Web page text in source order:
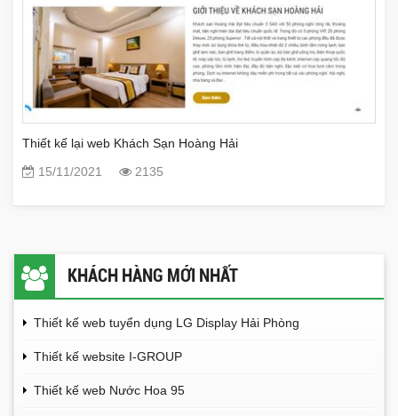
Thiết kế lại web Khách Sạn Hoàng Hải
15/11/2021
2135
KHÁCH HÀNG MỚI NHẤT
Thiết kế web tuyển dụng LG Display Hải Phòng
Thiết kế website I-GROUP
Thiết kế web Nước Hoa 95